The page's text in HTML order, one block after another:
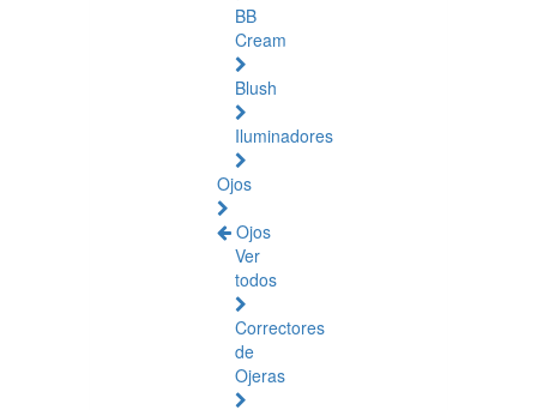
BB
Cream
Blush
Iluminadores
Ojos
Ojos
Ver
todos
Correctores
de
Ojeras